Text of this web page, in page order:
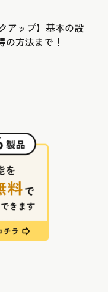
アップ】基本の設
の方法まで！